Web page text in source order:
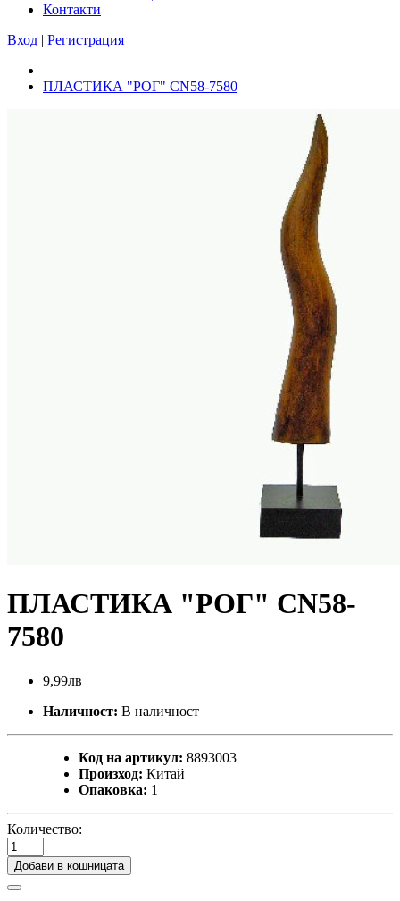
Контакти
Вход | Регистрация
ПЛАСТИКА "РОГ" CN58-7580
ПЛАСТИКА "РОГ" CN58-
7580
9,99лв
Наличност: В наличност
Код на артикул: 8893003
Произход: Китай
Опаковка: 1
Количество:
Добави в кошницата